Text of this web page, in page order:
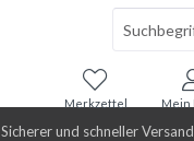
Sicherer und schneller Versand
Merkzettel Mein